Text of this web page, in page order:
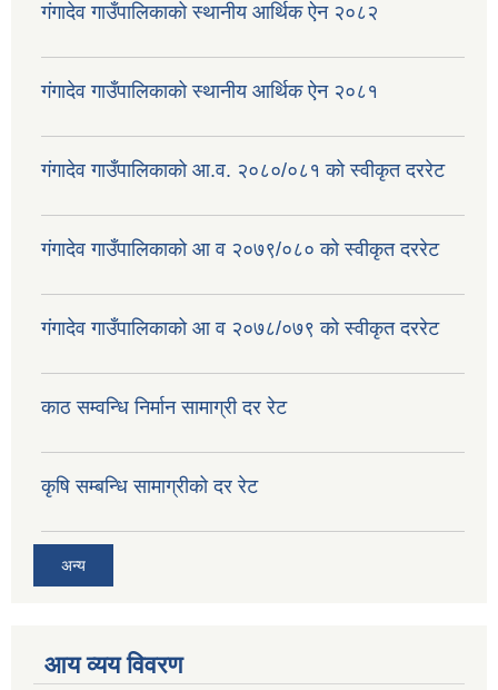
गंगादेव गाउँपालिकाको स्थानीय आर्थिक ऐन २०८२
गंगादेव गाउँपालिकाको स्थानीय आर्थिक ऐन २०८१
गंगादेव गाउँपालिकाको आ.व. २०८०/०८१ को स्वीकृत दररेट
गंगादेव गाउँपालिकाको आ व २०७९/०८० को स्वीकृत दररेट
गंगादेव गाउँपालिकाको आ व २०७८/०७९ को स्वीकृत दररेट
काठ सम्वन्धि निर्मान सामाग्री दर रेट
कृषि सम्बन्धि सामाग्रीको दर रेट
अन्य
आय व्यय विवरण